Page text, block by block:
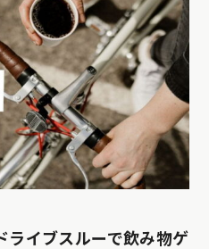
ライブスルーで飲み物ゲ